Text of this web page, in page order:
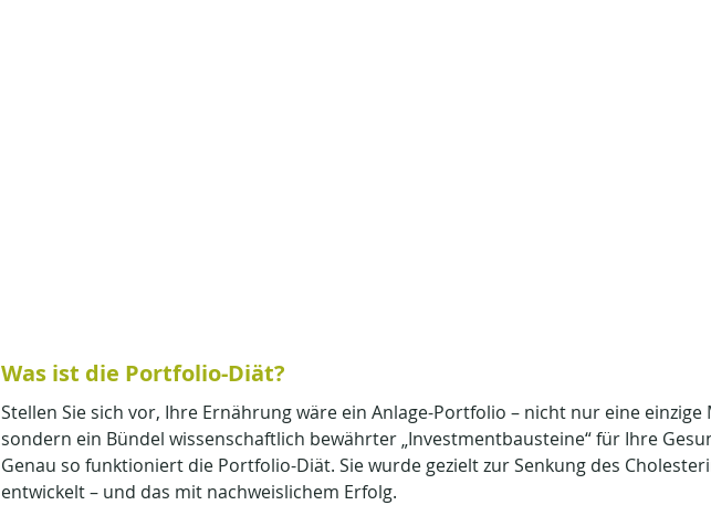
Was ist die Portfolio-Diät?
Stellen Sie sich vor, Ihre Ernährung wäre ein Anlage-Portfolio – nicht nur eine einzige
sondern ein Bündel wissenschaftlich bewährter „Investmentbausteine“ für Ihre
Genau so funktioniert die Portfolio-Diät. Sie wurde gezielt zur Senkung des
entwickelt – und das mit nachweislichem Erfolg.